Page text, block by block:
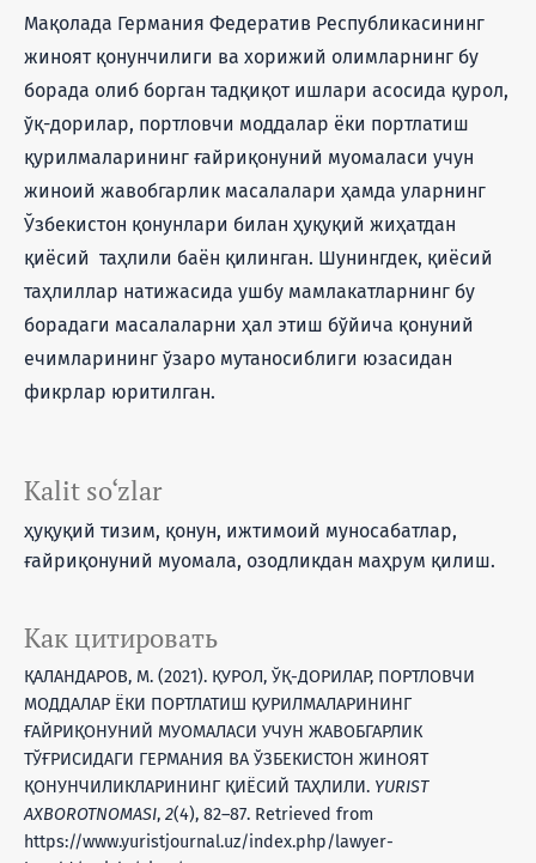
Kalit so‘zlar
ҳуқуқий тизим, қонун, ижтимоий муносабатлар,
ғайриқонуний муомала, озодликдан маҳрум қилиш.
Как цитировать
ҚАЛАНДАРОВ, М. (2021). ҚУРОЛ, ЎҚ-ДОРИЛАР, ПОРТЛОВЧИ
МОДДАЛАР ЁКИ ПОРТЛАТИШ ҚУРИЛМАЛАРИНИНГ
ҒАЙРИҚОНУНИЙ МУОМАЛАСИ УЧУН ЖАВОБГАРЛИК
ТЎҒРИСИДАГИ ГЕРМАНИЯ ВА ЎЗБЕКИСТОН ЖИНОЯТ
ҚОНУНЧИЛИКЛАРИНИНГ ҚИЁСИЙ ТАҲЛИЛИ. YURIST
AXBOROTNOMASI, 2(4), 82–87. Retrieved from
https://www.yuristjournal.uz/index.php/lawyer-
Мақолада Германия Федератив Республикасининг
жиноят қонунчилиги ва хорижий олимларнинг бу
борада олиб борган тадқиқот ишлари асосида қурол,
ўқ-дорилар, портловчи моддалар ёки портлатиш
қурилмаларининг ғайриқонуний муомаласи учун
жиноий жавобгарлик масалалари ҳамда уларнинг
Ўзбекистон қонунлари билан ҳуқуқий жиҳатдан
қиёсий таҳлили баён қилинган. Шунингдек, қиёсий
таҳлиллар натижасида ушбу мамлакатларнинг бу
борадаги масалаларни ҳал этиш бўйича қонуний
ечимларининг ўзаро мутаносиблиги юзасидан
фикрлар юритилган.